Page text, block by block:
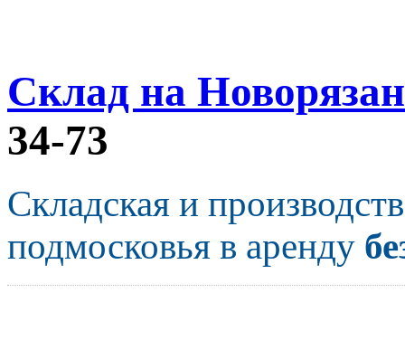
Склад на
34-73
Складская и
подмосковья в аренду